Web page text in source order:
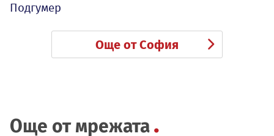
Подгумер
Още от София
Още от мрежата